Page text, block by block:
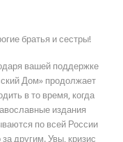
братья и сестры!
вашей поддержке
Дом» продолжает
в то время, когда
издания
по всей России
за другим. Увы, кризис